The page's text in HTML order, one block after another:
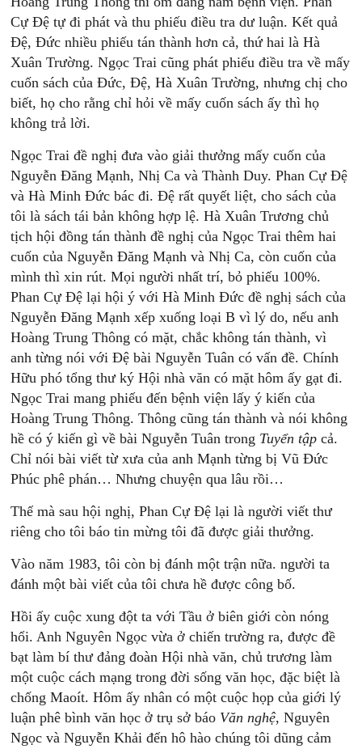
Cự Đệ tự đi phát và thu phiếu điều tra dư luận. Kết quả
Đệ, Đức nhiều phiếu tán thành hơn cả, thứ hai là Hà
Xuân Trường. Ngọc Trai cũng phát phiếu điều tra về mấy
cuốn sách của Đức, Đệ, Hà Xuân Trường, nhưng chị cho
biết, họ cho rằng chỉ hỏi về mấy cuốn sách ấy thì họ
không trả lời.
Ngọc Trai đề nghị đưa vào giải thưởng mấy cuốn của
Nguyễn Đăng Mạnh, Nhị Ca và Thành Duy. Phan Cự Đệ
và Hà Minh Đức bác đi. Đệ rất quyết liệt, cho sách của
tôi là sách tái bản không hợp lệ. Hà Xuân Trương chủ
tịch hội đồng tán thành đề nghị của Ngọc Trai thêm hai
cuốn của Nguyễn Đăng Mạnh và Nhị Ca, còn cuốn của
mình thì xin rút. Mọi người nhất trí, bỏ phiếu 100%.
Phan Cự Đệ lại hội ý với Hà Minh Đức đề nghị sách của
Nguyễn Đăng Mạnh xếp xuống loại B vì lý do, nếu anh
Hoàng Trung Thông có mặt, chắc không tán thành, vì
anh từng nói với Đệ bài Nguyễn Tuân có vấn đề. Chính
Hữu phó tổng thư ký Hội nhà văn có mặt hôm ấy gạt đi.
Ngọc Trai mang phiếu đến bệnh viện lấy ý kiến của
Hoàng Trung Thông. Thông cũng tán thành và nói không
hề có ý kiến gì về bài Nguyễn Tuân trong Tuyển tập cả.
Chỉ nói bài viết từ xưa của anh Mạnh từng bị Vũ Đức
Phúc phê phán… Nhưng chuyện qua lâu rồi…
Thế mà sau hội nghị, Phan Cự Đệ lại là người viết thư
riêng cho tôi báo tin mừng tôi đã được giải thưởng.
Vào năm 1983, tôi còn bị đánh một trận nữa. người ta
đánh một bài viết của tôi chưa hề được công bố.
Hồi ấy cuộc xung đột ta với Tầu ở biên giới còn nóng
hổi. Anh Nguyên Ngọc vừa ở chiến trường ra, được đề
bạt làm bí thư đảng đoàn Hội nhà văn, chủ trương làm
một cuộc cách mạng trong đời sống văn học, đặc biệt là
chống Maoít. Hôm ấy nhân có một cuộc họp của giới lý
luận phê bình văn học ở trụ sở báo Văn nghệ, Nguyên
Ngọc và Nguyễn Khải đến hô hào chúng tôi dũng cảm